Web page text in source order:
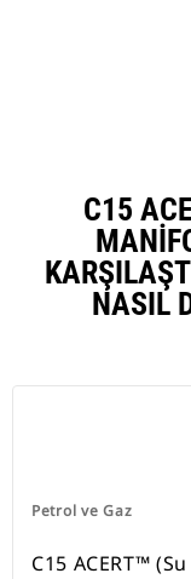
C15
NASIL
Petrol ve Gaz
C15 ACERT™